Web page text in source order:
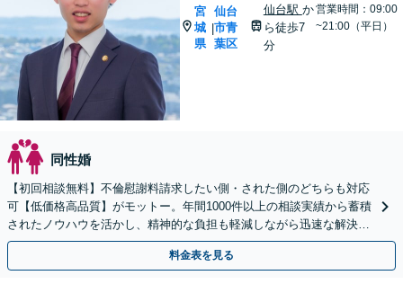
宮
城
県
|
仙台
市青
葉区
仙台駅 か
ら徒歩7
分
営業時間：09:00
~21:00（平日）
同性婚
【初回相談無料】不倫慰謝料請求したい側・された側のどちらも対応
可【低価格高品質】がモットー。年間1000件以上の相談実績から蓄積
されたノウハウを活かし、精神的な負担も軽減しながら迅速な解決を
目指します。【休日・夜間相談あり】【ビデオ面談可】
料金表を見る